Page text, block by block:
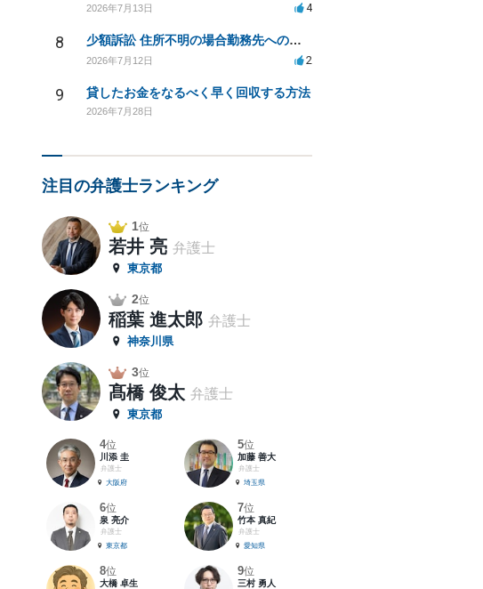
2026年7月13日 4
8 少額訴訟 住所不明の場合勤務先への書類送達は可能？
2026年7月12日 2
9 貸したお金をなるべく早く回収する方法
2026年7月28日
注目の弁護士ランキング
1位
若井 亮 弁護士
東京都
2位
稲葉 進太郎 弁護士
神奈川県
3位
髙橋 俊太 弁護士
東京都
4位
川添 圭
弁護士
大阪府
5位
加藤 善大
弁護士
埼玉県
6位
泉 亮介
弁護士
東京都
7位
竹本 真紀
弁護士
愛知県
8位
大橋 卓生
9位
三村 勇人